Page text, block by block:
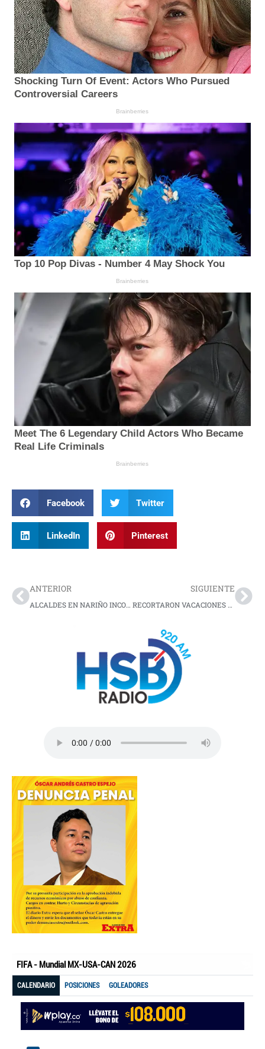
Facebook Twitter
LinkedIn Pinterest
ANTERIOR
ALCALDES EN NARIÑO INCONFORMES CON EL ESTADO
SIGUIENTE
RECORTARON VACACIONES A ESTUDIANTES